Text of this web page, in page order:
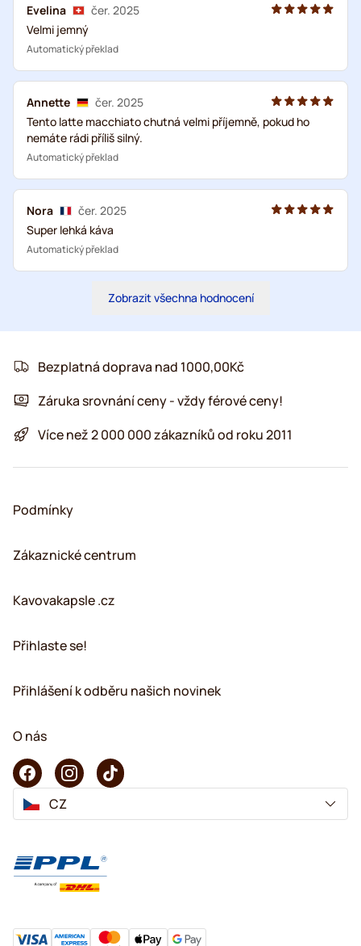
Evelina
čer. 2025
Velmi jemný
Automatický překlad
Annette
čer. 2025
Tento latte macchiato chutná velmi příjemně, pokud ho
nemáte rádi příliš silný.
Automatický překlad
Nora
čer. 2025
Super lehká káva
Automatický překlad
Zobrazit všechna hodnocení
Bezplatná doprava nad 1000,00Kč
Záruka srovnání ceny - vždy férové ceny!
Více než 2 000 000 zákazníků od roku 2011
Podmínky
Zákaznické centrum
Kavovakapsle .cz
Přihlaste se!
Přihlášení k odběru našich novinek
O nás
CZ